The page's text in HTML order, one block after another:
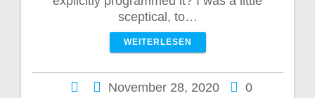
sceptical, to…
WEITERLESEN
November 28, 2020 0